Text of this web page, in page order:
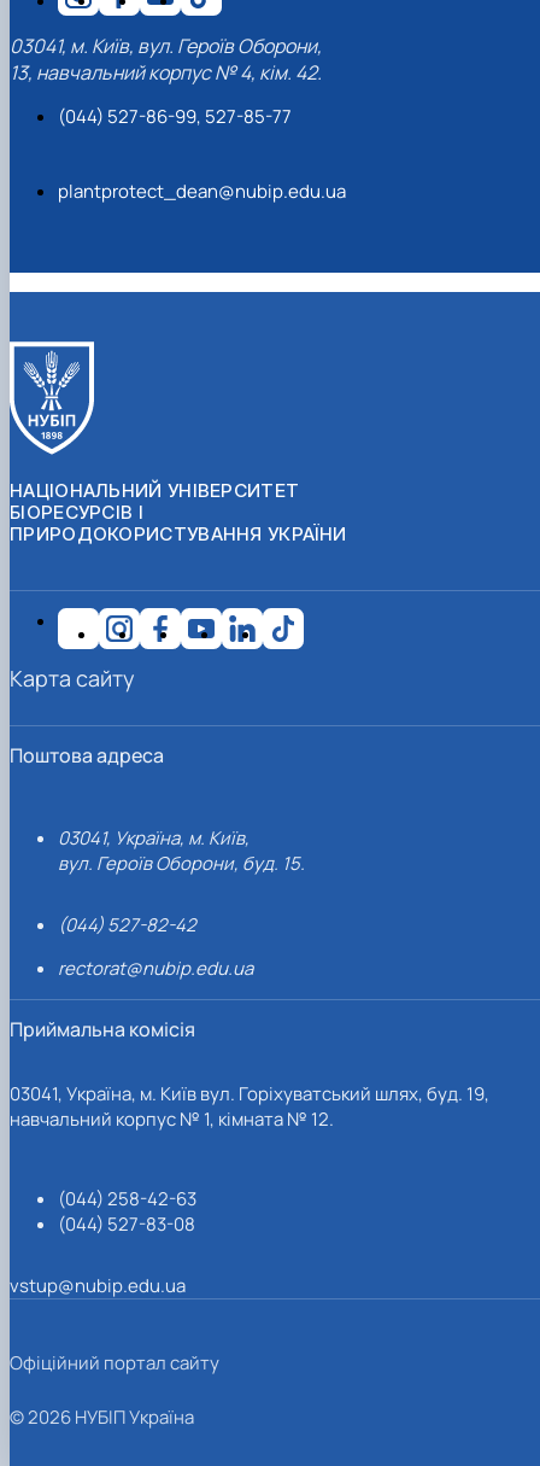
03041, м. Київ, вул. Героїв Оборони,
13, навчальний корпус № 4, кім. 42.
(044) 527-86-99, 527-85-77
plantprotect_dean@nubip.edu.ua
НАЦІОНАЛЬНИЙ УНІВЕРСИТЕТ
БІОРЕСУРСІВ І
ПРИРОДОКОРИСТУВАННЯ УКРАЇНИ
Поштова адреса
03041, Україна, м. Київ,
вул. Героїв Оборони, буд. 15.
(044) 527-82-42
rectorat@nubip.edu.ua
Приймальна комісія
03041, Україна, м. Київ вул. Горіхуватський шлях, буд. 19,
навчальний корпус № 1, кімната № 12.
(044) 258-42-63
(044) 527-83-08
vstup@nubip.edu.ua
Карта сайту
Офіційний портал сайту
© 2026 НУБІП Україна